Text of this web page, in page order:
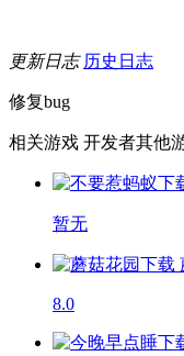
更新日志 历史日志
修复bug
相关游戏 开发者其他
暂无
8.0